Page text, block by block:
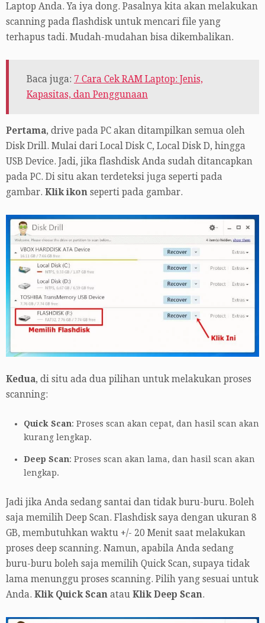
Laptop Anda. Ya iya dong. Pasalnya kita akan melakukan
scanning pada flashdisk untuk mencari file yang
terhapus tadi. Mudah-mudahan bisa dikembalikan.
Baca juga: 7 Cara Cek RAM Laptop: Jenis,
Kapasitas, dan Penggunaan
Pertama, drive pada PC akan ditampilkan semua oleh
Disk Drill. Mulai dari Local Disk C, Local Disk D, hingga
USB Device. Jadi, jika flashdisk Anda sudah ditancapkan
pada PC. Di situ akan terdeteksi juga seperti pada
gambar. Klik ikon seperti pada gambar.
Kedua, di situ ada dua pilihan untuk melakukan proses
scanning:
Quick Scan: Proses scan akan cepat, dan hasil scan akan
kurang lengkap.
Deep Scan: Proses scan akan lama, dan hasil scan akan
lengkap.
Jadi jika Anda sedang santai dan tidak buru-buru. Boleh
saja memilih Deep Scan. Flashdisk saya dengan ukuran 8
GB, membutuhkan waktu +/- 20 Menit saat melakukan
proses deep scanning. Namun, apabila Anda sedang
buru-buru boleh saja memilih Quick Scan, supaya tidak
lama menunggu proses scanning. Pilih yang sesuai untuk
Anda. Klik Quick Scan atau Klik Deep Scan.